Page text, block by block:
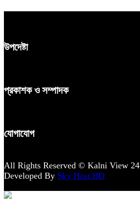
উপদেষ্টা
প্রকাশক ও সম্পাদক
যোগাযোগ
All Rights Reserved © Kalni View 24
Developed By Sky Host BD